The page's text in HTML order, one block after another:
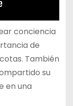
conciencia
de
También
su
en una